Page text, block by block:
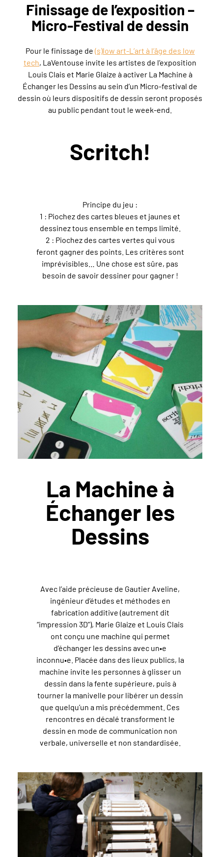
Finissage de l’exposition –
Micro-Festival de dessin
Pour le finissage de (s)low art-L’art à l’âge des low
tech, LaVentouse invite les artistes de l’exposition
Louis Clais et Marie Glaize à activer La Machine à
Échanger les Dessins au sein d’un Micro-festival de
dessin où leurs dispositifs de dessin seront proposés
au public pendant tout le week-end.
Scritch!
Principe du jeu :
1 : Piochez des cartes bleues et jaunes et
dessinez tous ensemble en temps limité.
2 : Piochez des cartes vertes qui vous
feront gagner des points. Les critères sont
imprévisibles… Une chose est sûre, pas
besoin de savoir dessiner pour gagner !
La Machine à
Échanger les
Dessins
Avec l’aide précieuse de Gautier Aveline,
ingénieur d’études et méthodes en
fabrication additive (autrement dit
“impression 3D”), Marie Glaize et Louis Clais
ont conçu une machine qui permet
d’échanger les dessins avec un•e
inconnu•e. Placée dans des lieux publics, la
machine invite les personnes à glisser un
dessin dans la fente supérieure, puis à
tourner la manivelle pour libérer un dessin
que quelqu’un a mis précédemment. Ces
rencontres en décalé transforment le
dessin en mode de communication non
verbale, universelle et non standardisée.